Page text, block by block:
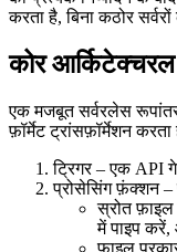
करता है, बिना कठोर
कोर
एक मजबूत सर्वरलेस
फ़ॉर्मेट ट्रांसफ़ॉर्मेशन
ट्रिगर– एक API
प्रोसेसिंग फ़ंक्शन–
स्रोत
में पाइप
फ़ाइल